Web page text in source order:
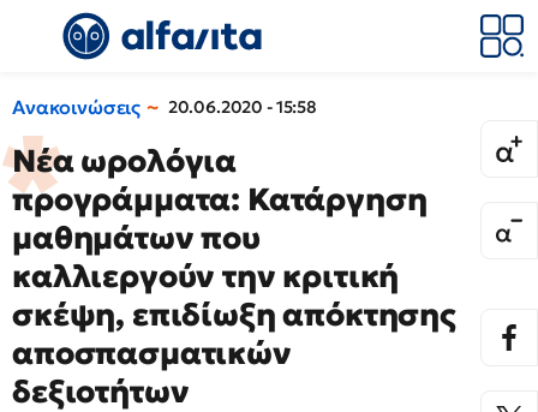
Ανακοινώσεις 20.06.2020 - 15:58
Νέα ωρολόγια
προγράμματα: Κατάργηση
μαθημάτων που
καλλιεργούν την κριτική
σκέψη, επιδίωξη απόκτησης
αποσπασματικών
δεξιοτήτων